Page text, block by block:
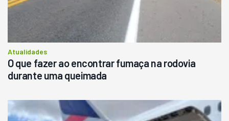
Atualidades
O que fazer ao encontrar fumaça na rodovia
durante uma queimada